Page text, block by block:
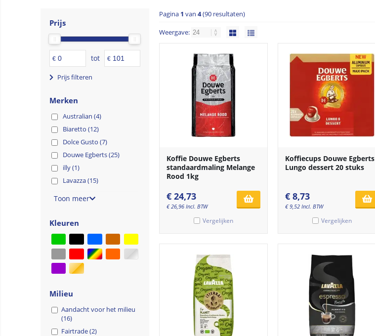
Prijs
€ tot €
Prijs filteren
Merken
Australian (4)
Biaretto (12)
Dolce Gusto (7)
Douwe Egberts (25)
illy (1)
Lavazza (15)
Toon meer
Kleuren
Milieu
Aandacht voor het milieu
(16)
Fairtrade (2)
Pagina 1 van 4(90 resultaten)
Weergave:
Koffie Douwe Egberts
standaardmaling Melange
Rood 1kg
€ 24,73
€26,96 Incl. BTW
Vergelijken
Koffiecups Douwe Egberts
Lungo dessert 20 stuks
€ 8,73
€ 9,52 Incl. BTW
Vergelijken